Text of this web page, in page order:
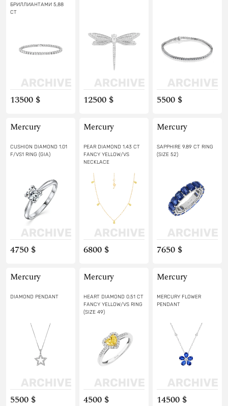
БРИЛЛИАНТАМИ 5,88
CT
13500 $ 12500 $ 5500 $
Mercury
CUSHION DIAMOND 1.01
F/VS1 RING (GIA)
4750 $
Mercury
PEAR DIAMOND 1.43 CT
FANCY YELLOW/VS
NECKLACE
6800 $
Mercury
SAPPHIRE 9.89 CT RING
(SIZE 52)
7650 $
Mercury
DIAMOND PENDANT
5500 $
Mercury
HEART DIAMOND 0.51 CT
FANCY YELLOW/VS RING
(SIZE 49)
4500 $
Mercury
MERCURY FLOWER
PENDANT
14500 $